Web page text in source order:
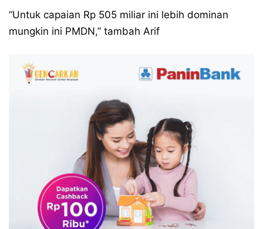
“Untuk capaian Rp 505 miliar ini lebih dominan
mungkin ini PMDN,” tambah Arif